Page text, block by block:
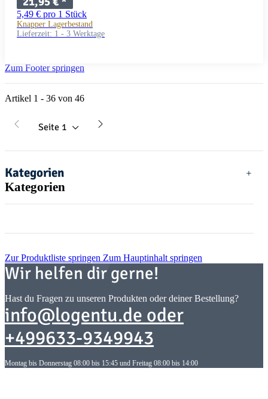
5,49 € pro 1 Stück
Knapper Lagerbestand
Lieferzeit: 1 - 3 Werktage
Zum Footer springen
Artikel 1 - 36 von 46
Seite 1
Kategorien
Kategorien
Zur Produktliste springen Zum Hauptinhalt springen
Wir helfen dir gerne!
Hast du Fragen zu unseren Produkten oder deiner Bestellung?
info@logentu.de oder
+499633-9349943
Montag bis Donnerstag 08:00 bis 15:45 und Freitag 08:00 bis 14:00